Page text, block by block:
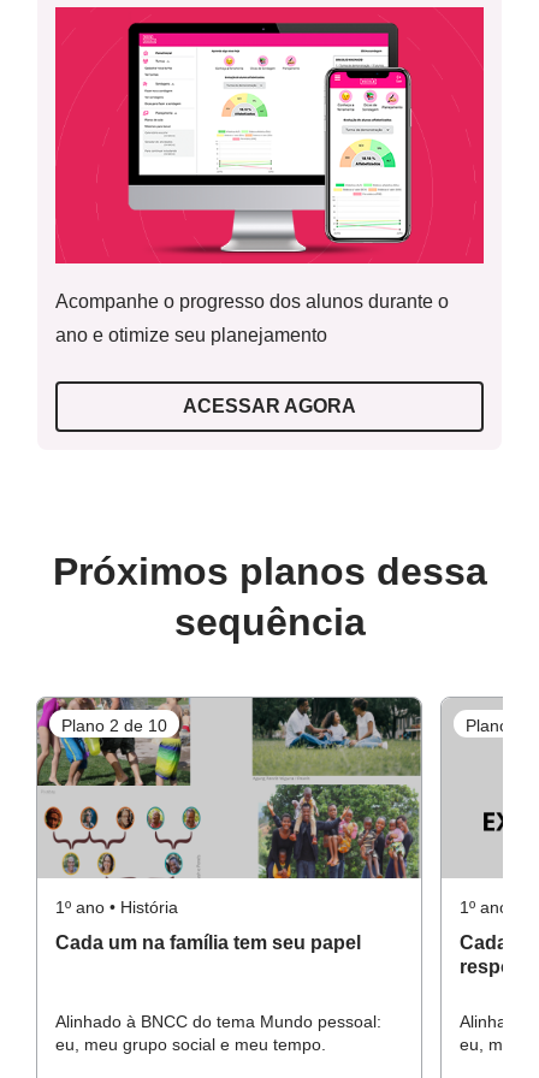
Palavras Chave:Família; Comunidade; História da
família; Álbum de família; Constituição familiar;
Fotografias antigas.
Acompanhe o progresso dos alunos durante o
ano e otimize seu planejamento
ACESSAR AGORA
Próximos planos dessa
sequência
Plano 2 de 10
1º ano • História
Cada um na família tem seu papel
Alinhado à BNCC do tema Mundo pessoal:
eu, meu grupo social e meu tempo.
Plano 3
1º ano •
Cada
Alinhado
eu, meu